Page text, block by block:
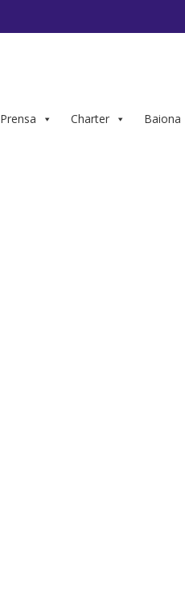
Prensa Charter Baiona